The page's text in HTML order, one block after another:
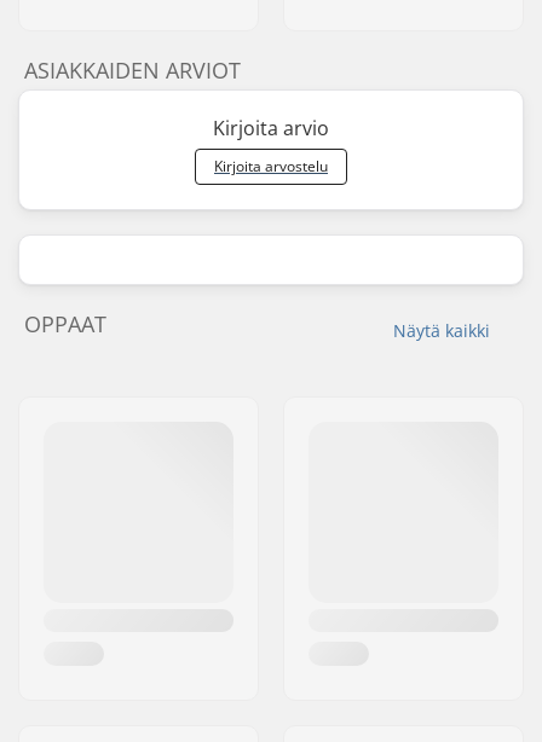
ASIAKKAIDEN ARVIOT
Kirjoita arvio
Kirjoita arvostelu
Näytä kaikki
OPPAAT